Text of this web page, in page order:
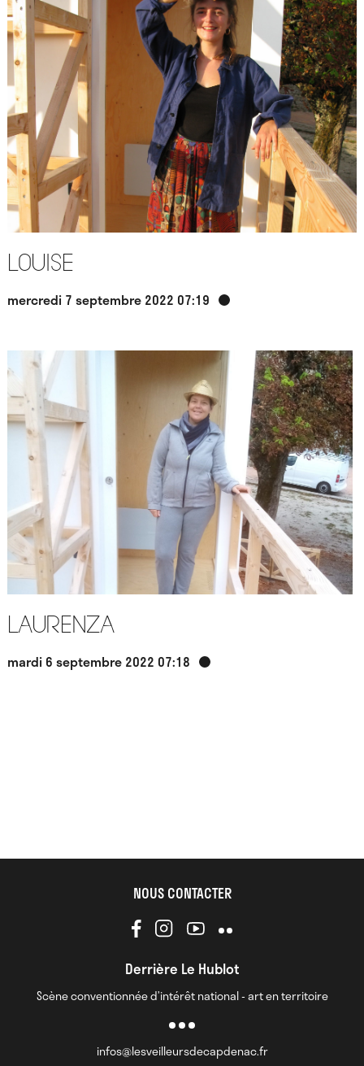
Louise
mercredi 7 septembre 2022 07:19
Laurenza
mardi 6 septembre 2022 07:18
NOUS CONTACTER
Derrière Le Hublot
Scène conventionnée d’intérêt national - art en territoire
infos@lesveilleursdecapdenac.fr